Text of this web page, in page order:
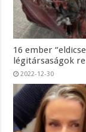
16 ember
légitársaságok
2022-12-30